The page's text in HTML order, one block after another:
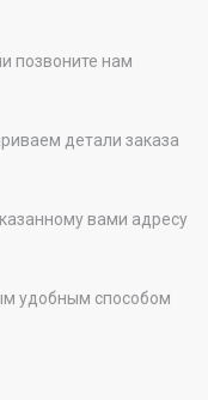
позвоните нам
детали заказа
вами адресу
удобным способом